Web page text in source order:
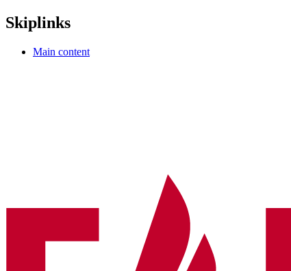
Skiplinks
Main content